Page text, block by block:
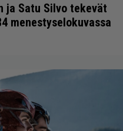
ja Satu Silvo tekevät
menestyselokuvassa